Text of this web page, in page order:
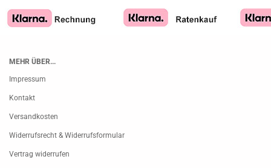
MEHR ÜBER...
Impressum
Kontakt
Versandkosten
Widerrufsrecht & Widerrufsformular
Vertrag widerrufen